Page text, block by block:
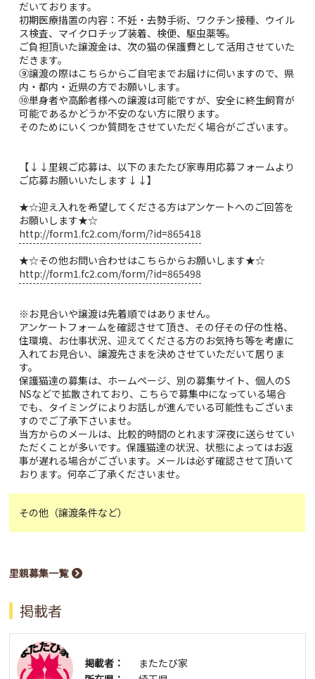
だいております。
初期医療措置の内容：不妊・去勢手術、ワクチン接種、ウイル
ス検査、マイクロチップ装着、検便、駆虫薬等。
ご負担頂いた譲渡金は、次の猫の保護費として活用させていた
だきます。
⑨譲渡の際はこちらからご自宅までお届けに伺いますので、県
内・都内・近県の方でお願いします。
⑩単身者や高齢者様への譲渡は可能ですが、安全に終生飼育が
可能であるかどうか不安のない方に限ります。
そのためにいくつか質問をさせていただく場合がございます。
【↓↓里親ご応募は、以下のまたたび家専用応募フォームより
ご応募お願いいたします↓↓】
★☆迎え入れを希望してくださる方はアンケートへのご回答を
お願いします★☆
http://form1.fc2.com/form/?id=865418
★☆その他お問い合わせはこちらからお願いします★☆
http://form1.fc2.com/form/?id=865498
※お見合いや譲渡は先着順ではありません。
アンケートフォームを確認させて頂き、その仔その仔の性格、
住環境、お仕事状況、迎えてくださる方のお気持ち等を考慮に
入れてお見合い、譲渡先さまを決めさせていただいて居りま
す。
保護猫達の募集は、ホームページ、別の募集サイト、個人のS
NSなどで拡散されており、こちらで募集中になっている場合
でも、タイミングによりお話しが進んでいる可能性もございま
すのでご了承下さいませ。
当方からのメールは、比較的時間のとれます深夜に送らせてい
ただくことが多いです。保護猫達の状況、状態によってはお返
事が遅れる場合がございます。メールは必ず確認させて頂いて
おります。何卒ご了承くださいませ。
その他（譲渡条件など）
里親募集一覧
掲載者
掲載者：
またたび家